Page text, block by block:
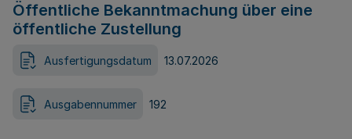
Öffentliche Bekanntmachung über eine
öffentliche Zustellung
Ausfertigungsdatum 13.07.2026
Ausgabennummer 192